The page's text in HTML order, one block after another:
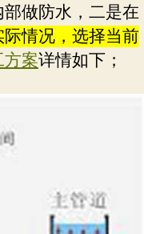
-54485818
做防水，二是在
情况，选择当前
方案详情如下；